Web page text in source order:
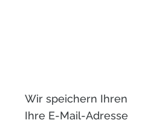
Wir speichern Ihren
Ihre E-Mail-Adresse,